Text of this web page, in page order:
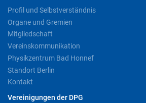
Profil und Selbstverständnis
Organe und Gremien
Mitgliedschaft
Vereinskommunikation
Physikzentrum Bad Honnef
Standort Berlin
Kontakt
Vereinigungen der DPG